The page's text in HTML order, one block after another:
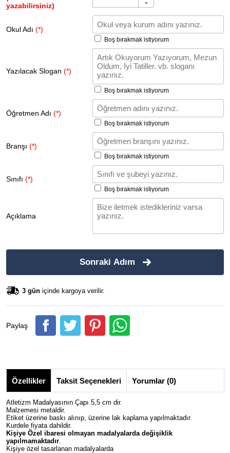
yazabilirsiniz)
-
Okul Adı (*)
Boş bırakmak istiyorum
Yazılacak Slogan (*)
Boş bırakmak istiyorum
Öğretmen Adı (*)
Boş bırakmak istiyorum
Branşı (*)
Boş bırakmak istiyorum
Sınıfı (*)
Boş bırakmak istiyorum
Açıklama
Sonraki Adım
3 gün içinde kargoya verilir.
Paylaş
Özellikler Taksit Seçenekleri Yorumlar (0)
Atletizm Madalyasının Çapı 5,5 cm dir.
Malzemesi metaldir.
Etiket üzerine baskı alınıp, üzerine lak kaplama yapılmaktadır.
Kurdele fiyata dahildir.
Kişiye Özel ibaresi olmayan madalyalarda değişiklik
yapılmamaktadır.
Kişiye özel tasarlanan madalyalarda